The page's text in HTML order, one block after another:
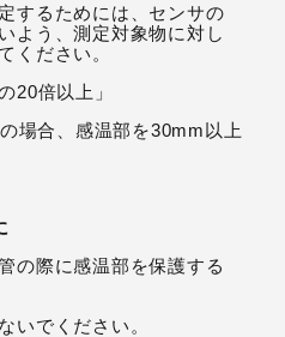
るためには、センサの
よう、測定対象物に対し
ください。
倍以上」
合、感温部を30mm以上
際に感温部を保護する
でください。